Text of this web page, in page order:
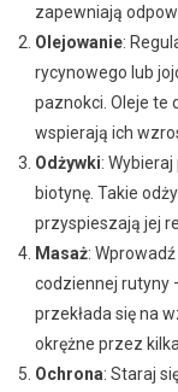
zapewniają
Olejowanie:
rycynowego lub
paznokci. Oleje te
wspierają ich
Odżywki:
biotynę. Takie
przyspieszają jej
Masaż:
codziennej rutyny
przekłada się na
okrężne przez
Ochrona: Staraj